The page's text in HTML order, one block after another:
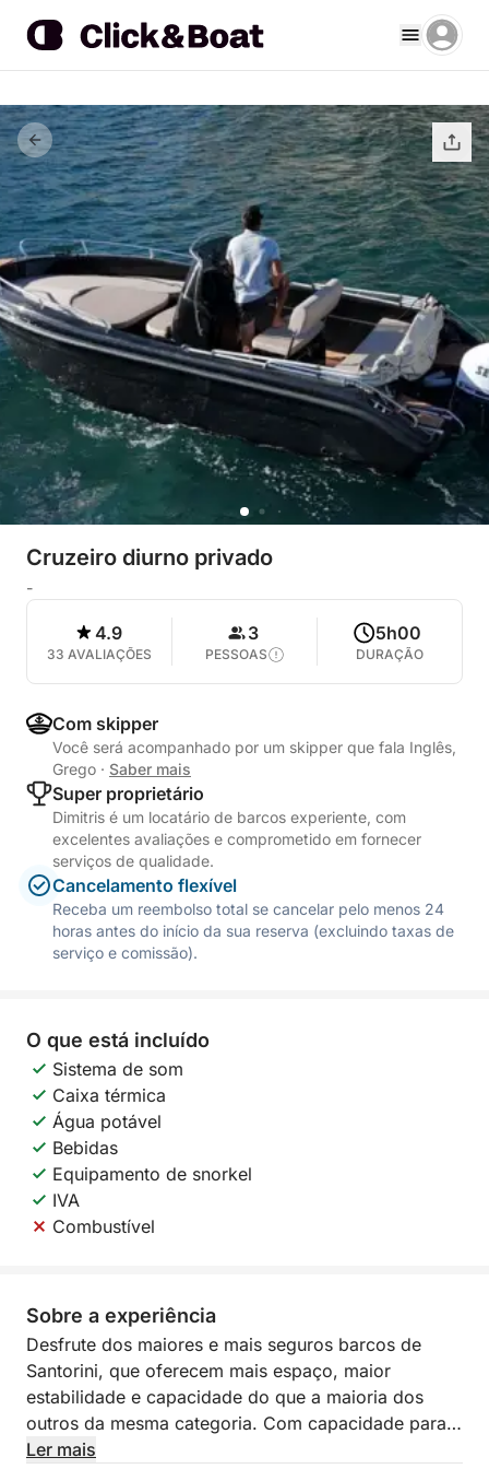
Cruzeiro diurno privado
-
4.9
33 AVALIAÇÕES
3
PESSOAS
5h00
DURAÇÃO
Com skipper
Você será acompanhado por um skipper que fala Inglês,
Grego · Saber mais
Super proprietário
Dimitris é um locatário de barcos experiente, com
excelentes avaliações e comprometido em fornecer
serviços de qualidade.
Cancelamento flexível
Receba um reembolso total se cancelar pelo menos 24
horas antes do início da sua reserva (excluindo taxas de
serviço e comissão).
O que está incluído
Sistema de som
Caixa térmica
Água potável
Bebidas
Equipamento de snorkel
IVA
Combustível
Sobre a experiência
Desfrute dos maiores e mais seguros barcos de
Santorini, que oferecem mais espaço, maior
estabilidade e capacidade do que a maioria dos
outros da mesma categoria. Com capacidade para
até 8 pessoas, nossa frota novíssima foi projetada
Ler mais